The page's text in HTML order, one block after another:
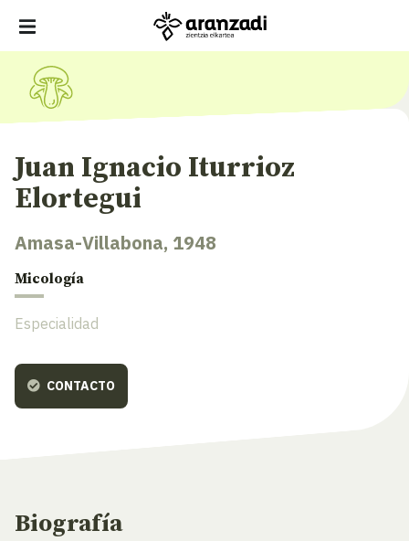
Juan Ignacio Iturrioz
Elortegui
Amasa-Villabona, 1948
Micología
Especialidad
CONTACTO
Biografía